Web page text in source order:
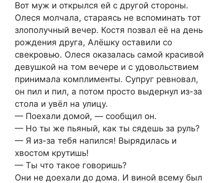
Вот муж и открылся ей с другой стороны.
Олеся молчала, стараясь не вспоминать тот
злополучный вечер. Костя позвал её на день
рождения друга, Алёшку оставили со
свекровью. Олеся оказалась самой красивой
девушкой на том вечере и с удовольствием
принимала комплименты. Супруг ревновал,
он пил и пил, а потом просто выдернул из-за
стола и увёл на улицу.
— Поехали домой, — сообщил он.
— Но ты же пьяный, как ты сядешь за руль?
— Я из-за тебя напился! Вырядилась и
хвостом крутишь!
— Ты что такое говоришь?
Они не доехали до дома. И виной всему был